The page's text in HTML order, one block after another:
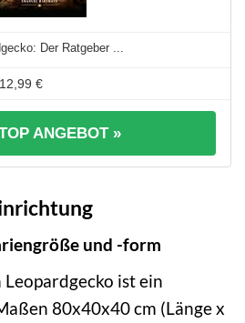
Der Ratgeber ...
12,99 €
ANGEBOT »
und -form
ist ein
80x40x40 cm (Länge x